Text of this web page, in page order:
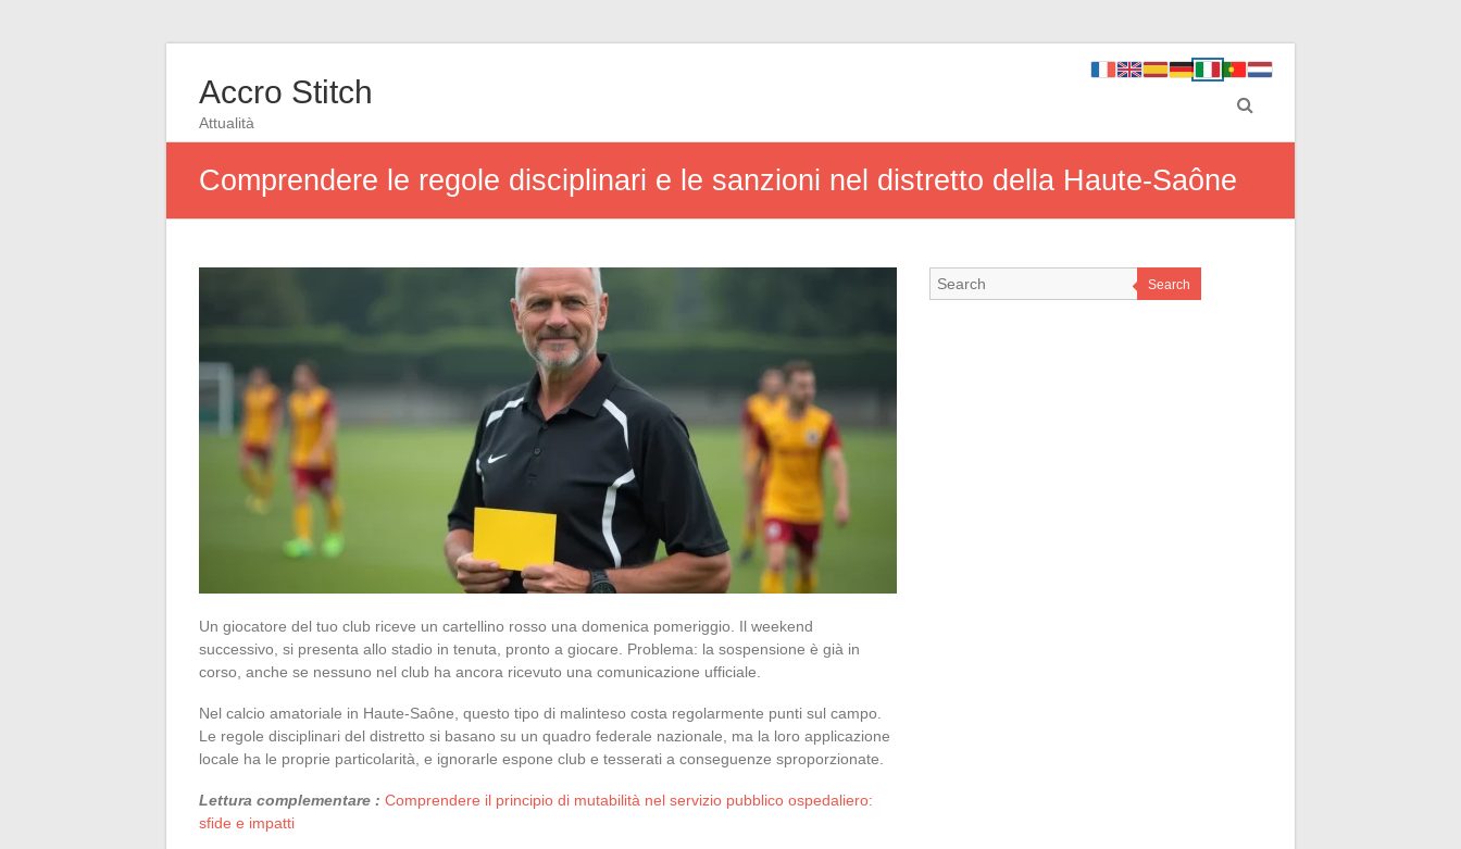
Accro Stitch
Attualità
Comprendere le regole disciplinari e le sanzioni nel distretto della Haute-Saône
Un giocatore del tuo club riceve un cartellino rosso una domenica pomeriggio. Il weekend
successivo, si presenta allo stadio in tenuta, pronto a giocare. Problema: la sospensione è già in
corso, anche se nessuno nel club ha ancora ricevuto una comunicazione ufficiale.
Nel calcio amatoriale in Haute-Saône, questo tipo di malinteso costa regolarmente punti sul campo.
Le regole disciplinari del distretto si basano su un quadro federale nazionale, ma la loro applicazione
locale ha le proprie particolarità, e ignorarle espone club e tesserati a conseguenze sproporzionate.
Lettura complementare : Comprendere il principio di mutabilità nel servizio pubblico ospedaliero:
sfide e impatti
Search